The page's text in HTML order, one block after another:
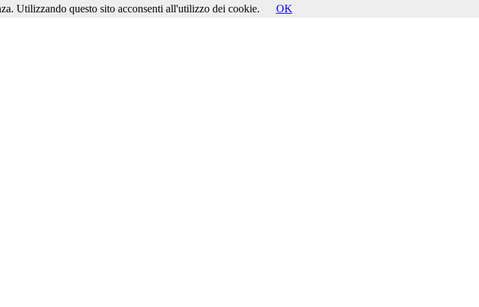
Utilizzando questo sito acconsenti all'utilizzo dei cookie. OK